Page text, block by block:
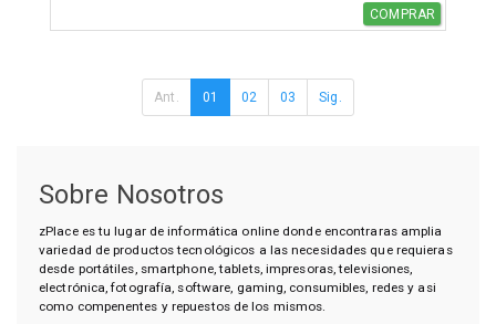
COMPRAR
Ant. 01 02 03 Sig.
Sobre Nosotros
zPlace es tu lugar de informática online donde encontraras amplia
variedad de productos tecnológicos a las necesidades que requieras
desde portátiles, smartphone, tablets, impresoras, televisiones,
electrónica, fotografía, software, gaming, consumibles, redes y asi
como compenentes y repuestos de los mismos.